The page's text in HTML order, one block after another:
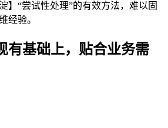
】“尝试性处理”的有效方法，难以固
经验。
有基础上，贴合业务需